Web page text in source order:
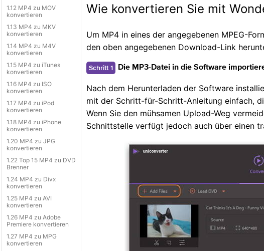
1.12 MP4 zu MOV
konvertieren
1.13 MP4 zu MKV
konvertieren
1.14 MP4 zu M4V
konvertieren
1.15 MP4 zu iTunes
konvertieren
1.16 MP4 zu ISO
konvertieren
1.17 MP4 zu iPod
konvertieren
1.18 MP4 zu iPhone
konvertieren
1.20 MP4 zu JPG
konvertieren
1.22 Top 15 MP4 zu DVD
Brenner
1.24 MP4 zu Divx
konvertieren
1.25 MP4 zu AVI
konvertieren
1.26 MP4 zu Adobe
Premiere konvertieren
1.27 MP4 zu MPG
konvertieren
Wie konvertieren Sie mit
Um MP4 in eines der angegebenen MPEG-
den oben angegebenen Download-Link
Schritt 1 Die MP3-Datei in die Software
Nach dem Herunterladen der Software
mit der Schritt-für-Schritt-Anleitung einfach,
Wenn Sie den mühsamen Upload-Weg
Schnittstelle verfügt jedoch auch über einen